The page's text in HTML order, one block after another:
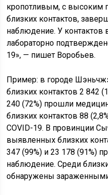
кропотливым, с высоким
близких контактов,
наблюдение. У контактов
лабораторно
19», — пишет Воробьев.
Пример: в городе
близких контактов 2 842
240 (72%) прошли
близких контактов 88
COVID-19. В провинции
выявленных близких
347 (99%) и 23 178 (91%)
наблюдение. Среди
обнаружены